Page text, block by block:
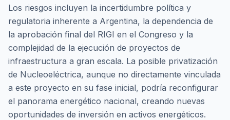
Los riesgos incluyen la incertidumbre política y
regulatoria inherente a Argentina, la dependencia de
la aprobación final del RIGI en el Congreso y la
complejidad de la ejecución de proyectos de
infraestructura a gran escala. La posible privatización
de Nucleoeléctrica, aunque no directamente vinculada
a este proyecto en su fase inicial, podría reconfigurar
el panorama energético nacional, creando nuevas
oportunidades de inversión en activos energéticos.